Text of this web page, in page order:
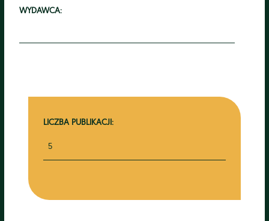
WYDAWCA:
LICZBA PUBLIKACJI:
5